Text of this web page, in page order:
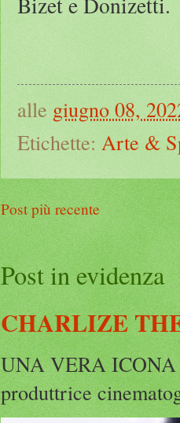
alle giugno 08,
Etichette: Arte &
Post più recente
Post in evidenza
CHARLIZE
UNA VERA ICONA
produttrice